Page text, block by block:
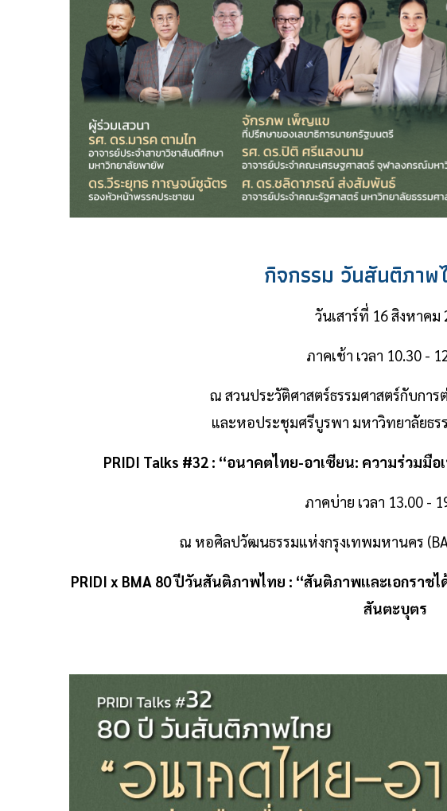
กิจกรรม วันสันติภาพ
วันเสาร์ที่ 16 สิงหาคม
ภาคเช้า เวลา 10.30 -
ณ สวนประวัติศาสตร์ธรรมศาสตร์กับกา
และหอประชุมศรีบูรพา มหาวิทยาลัยธ
PRIDI Talks #32 : “อนาคตไทย-อาเซียน: ความร่วมมื
ภาคบ่าย เวลา 13.00 -
ณ หอศิลปวัฒนธรรมแห่งกรุงเทพมหานคร
PRIDI x BMA 80 ปีวันสันติภาพไทย : “สันติภาพและเอกราช
สันตะบุตร